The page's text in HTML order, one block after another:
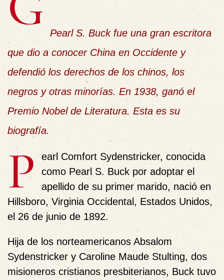
Pearl S. Buck fue una gran escritora
que dio a conocer China en Occidente y
defendió los derechos de los chinos, los
negros y otras minorías. En 1938, ganó el
Premio Nobel de Literatura. Esta es su
biografía.
P
earl Comfort Sydenstricker, conocida
como Pearl S. Buck por adoptar el
apellido de su primer marido, nació en
Hillsboro, Virginia Occidental, Estados Unidos,
el 26 de junio de 1892.
Hija de los norteamericanos Absalom
Sydenstricker y Caroline Maude Stulting, dos
misioneros cristianos presbiterianos, Buck tuvo